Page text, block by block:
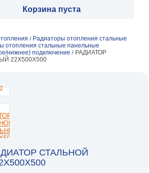
Корзина пуста
/ Радиаторы отопления стальные
отопления стальные панельные
нижнее) подключение / РАДИАТОР
22X500X500
СТАЛЬНОЙ